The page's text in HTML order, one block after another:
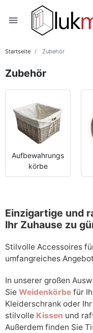
menu
Startseite Zubehör
Zubehör
Aufbewahrungs
körbe
Einzigartige und
Ihr Zuhause zu
Stilvolle Accessoires
umfangreiches
In unserer großen
Sie Weidenkörbe für
Kleiderschrank oder
stilvolle Kissen und
Außerdem finden Sie